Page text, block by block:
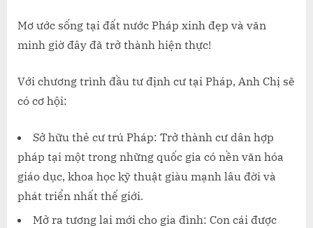
CÙNG
TƯ
Mơ ước sống tại đất nước Pháp xinh đẹp và văn
minh giờ đây đã trở thành hiện thực!
Với chương trình đầu tư định cư tại Pháp, Anh Chị sẽ
có cơ hội:
Sở hữu thẻ cư trú Pháp: Trở thành cư dân hợp
pháp tại một trong những quốc gia có nền văn hóa
giáo dục, khoa học kỹ thuật giàu mạnh lâu đời và
phát triển nhất thế giới.
Mở ra tương lai mới cho gia đình: Con cái được